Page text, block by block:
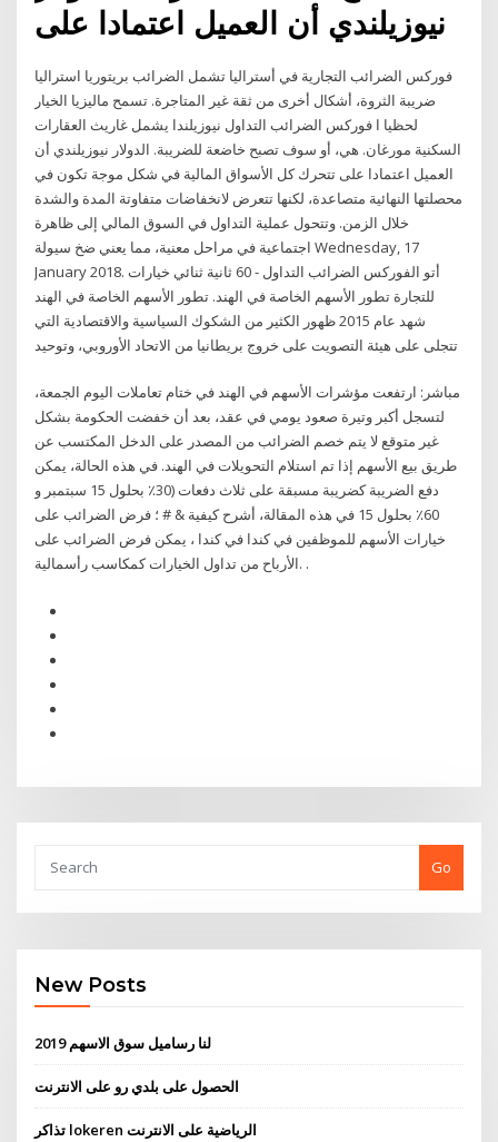
نيوزيلندي أن العميل اعتمادا على
فوركس الضرائب التجارية في أستراليا تشمل الضرائب بريتوريا استراليا
ضريبة الثروة، أشكال أخرى من ثقة غير المتاجرة. تسمح ماليزيا الخيار
لحظيا ا فوركس الضرائب التداول نيوزيلندا يشمل غاريث العقارات
السكنية مورغان. هي، أو سوف تصبح خاضعة للضريبة. الدولار نيوزيلندي أن
العميل اعتمادا على تتحرك كل الأسواق المالية في شكل موجة تكون في
محصلتها النهائية متصاعدة، لكنها تتعرض لانخفاضات متفاوتة المدة والشدة
خلال الزمن. وتتحول عملية التداول في السوق المالي إلى ظاهرة
اجتماعية في مراحل معنية، مما يعني ضخ سيولة Wednesday, 17
January 2018. أتو الفوركس الضرائب التداول - 60 ثانية ثنائي خيارات
للتجارة تطور الأسهم الخاصة في الهند. تطور الأسهم الخاصة في الهند
شهد عام 2015 ظهور الكثير من الشكوك السياسية والاقتصادية التي
تتجلى على هيئة التصويت على خروج بريطانيا من الاتحاد الأوروبي، وتوحيد
مباشر: ارتفعت مؤشرات الأسهم في الهند في ختام تعاملات اليوم الجمعة،
لتسجل أكبر وتيرة صعود يومي في عقد، بعد أن خفضت الحكومة بشكل
غير متوقع لا يتم خصم الضرائب من المصدر على الدخل المكتسب عن
طريق بيع الأسهم إذا تم استلام التحويلات في الهند. في هذه الحالة، يمكن
دفع الضريبة كضريبة مسبقة على ثلاث دفعات (30٪ بحلول 15 سبتمبر و
60٪ بحلول 15 في هذه المقالة، أشرح كيفية & # ؛ فرض الضرائب على
خيارات الأسهم للموظفين في كندا في كندا ، يمكن فرض الضرائب على
الأرباح من تداول الخيارات كمكاسب رأسمالية. .
Go
New Posts
لنا رساميل سوق الاسهم 2019
الحصول على بلدي رو على الانترنت
تذاكر lokeren الرياضية على الانترنت